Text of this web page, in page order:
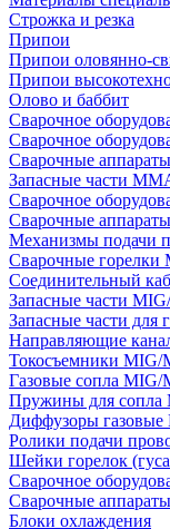
Строжка и резка
Припои
Припои оловянно-
Припои
Олово и баббит
Сварочное
Сварочное
Сварочные
Запасные части
Сварочное
Сварочные
Механизмы подачи
Сварочные горелки
Соединительный
Запасные части
Запасные части для
Направляющие
Токосъемники MIG/
Газовые сопла MIG/
Пружины для сопла
Диффузоры
Ролики подачи
Шейки горелок
Сварочное
Сварочные
Блоки охлаждения